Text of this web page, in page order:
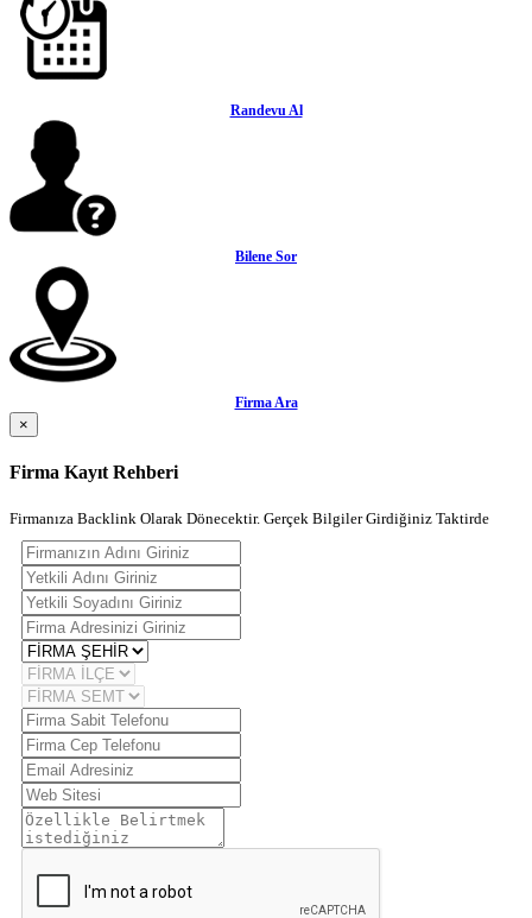
Randevu Al
Bilene Sor
Firma Ara
×
Firma Kayıt Rehberi
Firmanıza Backlink Olarak Dönecektir. Gerçek Bilgiler Girdiğiniz Taktirde